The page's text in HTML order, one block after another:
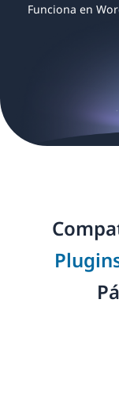
Funciona en